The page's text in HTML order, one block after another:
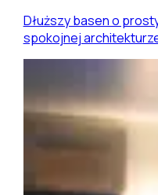
Dłuższy basen o
spokojnej